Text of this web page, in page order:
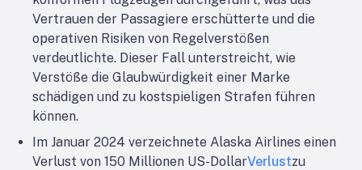
Vertrauen der Passagiere erschütterte und die
operativen Risiken von Regelverstößen
verdeutlichte. Dieser Fall unterstreicht, wie
Verstöße die Glaubwürdigkeit einer Marke
schädigen und zu kostspieligen Strafen führen
können.
Im Januar 2024 verzeichnete Alaska Airlines einen
Verlust von 150 Millionen US-DollarVerlustzu